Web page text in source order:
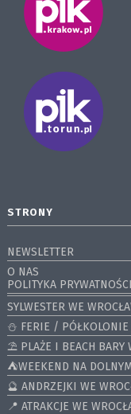
STRONY
NEWSLETTER
O NAS
POLITYKA PRYWATNOŚCI
SYLWESTER WE
⛄️ FERIE /
⛱️ PLAŻE I BEACH BARY
⛺️WEEKEND NA
🔮 ANDRZEJKI WE
📍 ATRAKCJE WE